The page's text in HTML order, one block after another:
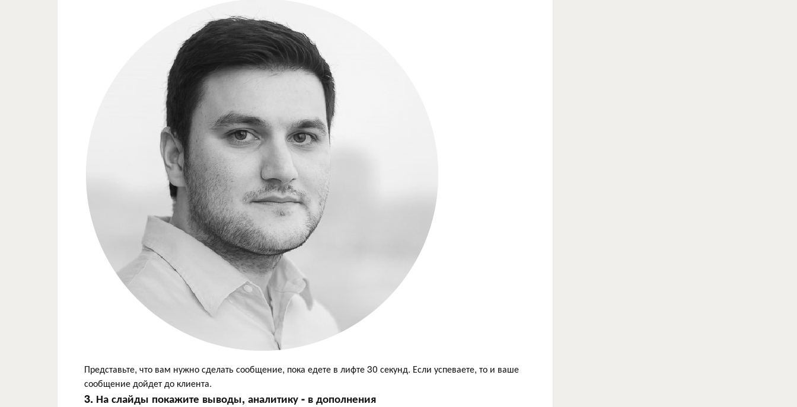
Представьте, что вам нужно сделать сообщение, пока едете в лифте 30 секунд. Если успеваете, то и ваше
сообщение дойдет до клиента.
3. На слайды покажите выводы, аналитику - в дополнения